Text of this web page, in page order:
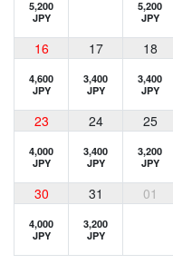
5,200
JPY
5,200
JPY
16 17 18
4,600
JPY
3,400
JPY
3,400
JPY
23 24 25
4,000
JPY
3,400
JPY
3,200
JPY
30 31 01
4,000
JPY
3,200
JPY